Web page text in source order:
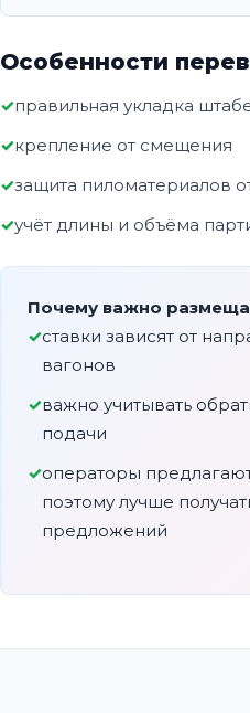
Особенности
правильная укладка
крепление от смещения
защита пиломатериалов
учёт длины и объёма
Почему важно
ставки зависят от
вагонов
важно учитывать
подачи
операторы
поэтому лучше
предложений